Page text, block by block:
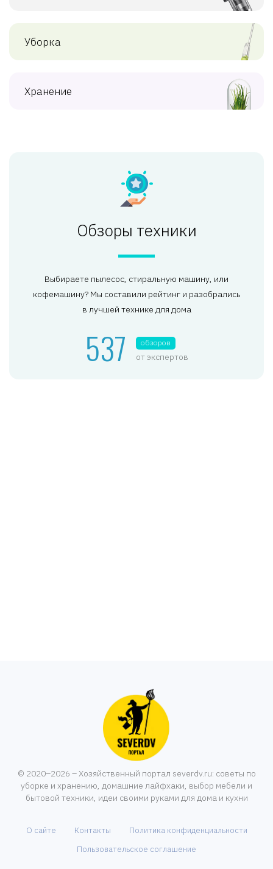
Уборка
Хранение
Обзоры техники
Выбираете пылесос, стиральную машину, или
кофемашину? Мы составили рейтинг и разобрались
в лучшей технике для дома
537 обзоров
от экспертов
© 2020–2026 – Хозяйственный портал severdv.ru: советы по
уборке и хранению, домашние лайфхаки, выбор мебели и
бытовой техники, идеи своими руками для дома и кухни
О сайте Контакты
Политика конфиденциальности
Пользовательское соглашение